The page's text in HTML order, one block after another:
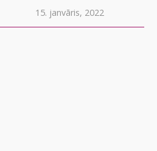
15. janvāris, 2022